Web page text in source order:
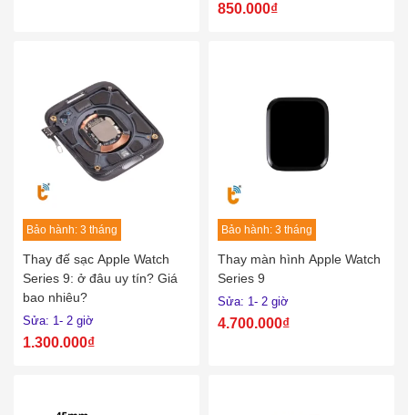
850.000₫
Bảo hành: 3 tháng
Thay đế sạc Apple Watch
Series 9: ở đâu uy tín? Giá
bao nhiêu?
Sửa: 1- 2 giờ
1.300.000₫
Bảo hành: 3 tháng
Thay màn hình Apple Watch
Series 9
Sửa: 1- 2 giờ
4.700.000₫